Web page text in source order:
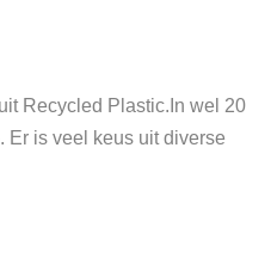
Recycled Plastic.In wel 20
Er is veel keus uit diverse